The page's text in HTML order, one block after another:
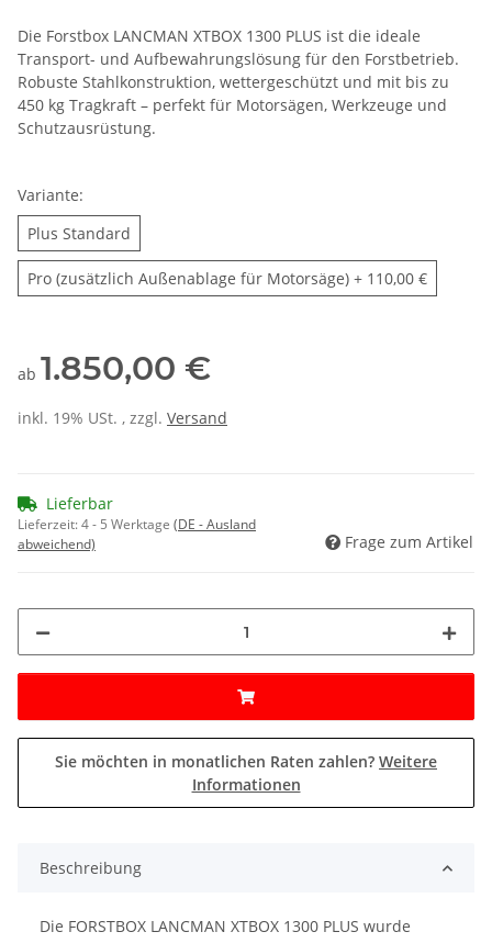
Die Forstbox LANCMAN XTBOX 1300 PLUS ist die ideale
Transport- und Aufbewahrungslösung für den Forstbetrieb.
Robuste Stahlkonstruktion, wettergeschützt und mit bis zu
450 kg Tragkraft – perfekt für Motorsägen, Werkzeuge und
Schutzausrüstung.
Variante:
Plus Standard
Pro (zusätzlich Außenablage für Motorsäge) Pro (zusätzlich
+ 110,00 €
ab 1.850,00 €
inkl. 19% USt. , zzgl. Versand
Lieferbar
Lieferzeit:4 - 5 Werktage (DE - Ausland
abweichend)
Frage zum Artikel
Sie möchten in monatlichen Raten zahlen? Weitere
Informationen
Beschreibung
Die FORSTBOX LANCMAN XTBOX 1300 PLUS wurde